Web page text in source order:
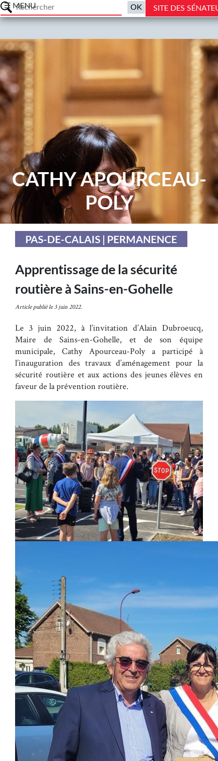
☰ MENU SITE DES
a
CATHY APOURCEAU-
POLY
PAS-DE-CALAIS | PERMANENCE
Apprentissage de la sécurité
routière à Sains-en-Gohelle
Article publié le 3 juin 2022.
Le 3 juin 2022, à l’invitation d’Alain Dubroeucq,
Maire de Sains-en-Gohelle, et de son équipe
municipale, Cathy Apourceau-Poly a participé à
l’inauguration des travaux d’aménagement pour la
sécurité routière et aux actions des jeunes élèves en
faveur de la prévention routière.